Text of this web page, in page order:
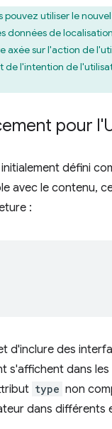
pouvez utiliser le nouvel
données de
axée sur l'action de
l'intention de
pour
défini
avec le contenu,
:
d'inclure des
s'affichent dans
type non
dans différents